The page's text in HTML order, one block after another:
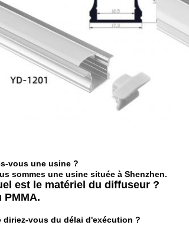
vous une usine ?
sommes une usine située à Shenzhen.
est le matériel du diffuseur ?
PMMA.
diriez-vous du délai d'exécution ?